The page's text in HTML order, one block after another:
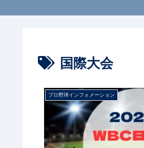
国際大会
プロ野球インフォメーション